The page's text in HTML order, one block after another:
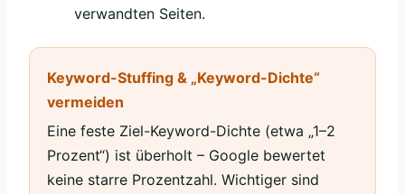
verwandten Seiten.
Keyword-Stuffing & „Keyword-Dichte“
vermeiden
Eine feste Ziel-Keyword-Dichte (etwa „1–2
Prozent“) ist überholt – Google bewertet
keine starre Prozentzahl. Wichtiger sind